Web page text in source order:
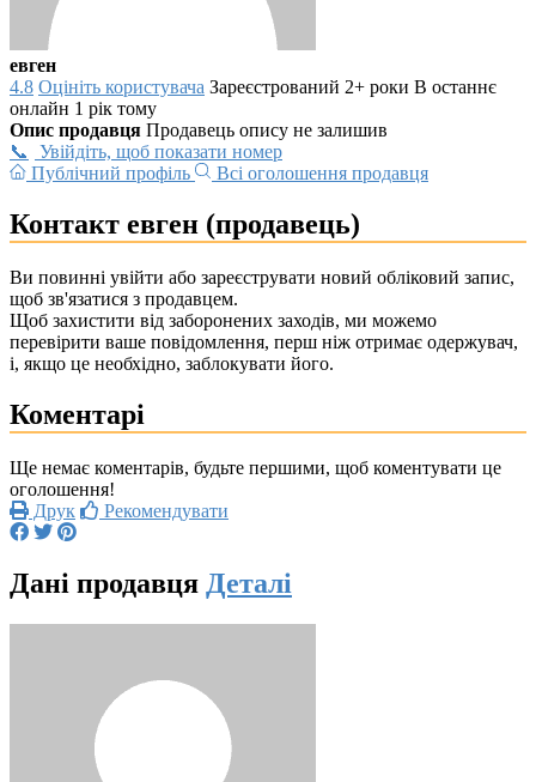
евген
4.8 Оцініть користувача Зареєстрований 2+ роки В останнє
онлайн 1 рік тому
Опис продавця Продавець опису не залишив
Увійдіть, щоб показати номер
Публічний профіль
Всі оголошення продавця
Контакт евген (продавець)
Ви повинні увійти або зареєструвати новий обліковий запис,
щоб зв'язатися з продавцем.
Щоб захистити від заборонених заходів, ми можемо
перевірити ваше повідомлення, перш ніж отримає одержувач,
і, якщо це необхідно, заблокувати його.
Коментарі
Ще немає коментарів, будьте першими, щоб коментувати це
оголошення!
Друк
Рекомендувати
Дані продавця Деталі